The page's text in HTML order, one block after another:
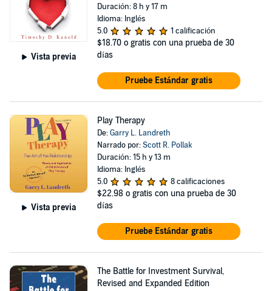
Vista previa
Duración: 8 h y 17 m
Idioma: Inglés
5.0
1 calificación
$18.70 o gratis con una prueba de 30
días
Pruebe Estándar gratis
Vista previa
Play Therapy
De:Garry L. Landreth
Narrado por:Scott R. Pollak
Duración: 15 h y 13 m
Idioma: Inglés
5.0
8 calificaciones
$22.98 o gratis con una prueba de 30
días
Pruebe Estándar gratis
The Battle for Investment Survival,
Revised and Expanded Edition